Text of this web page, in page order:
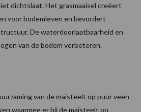
dichtslaat. Het grasmaaisel creëert
voor bodemleven en bevordert
De waterdoorlaatbaarheid en
van de bodem verbeteren.
van de maisteelt op puur veen
waarmee er bij de maisteelt op